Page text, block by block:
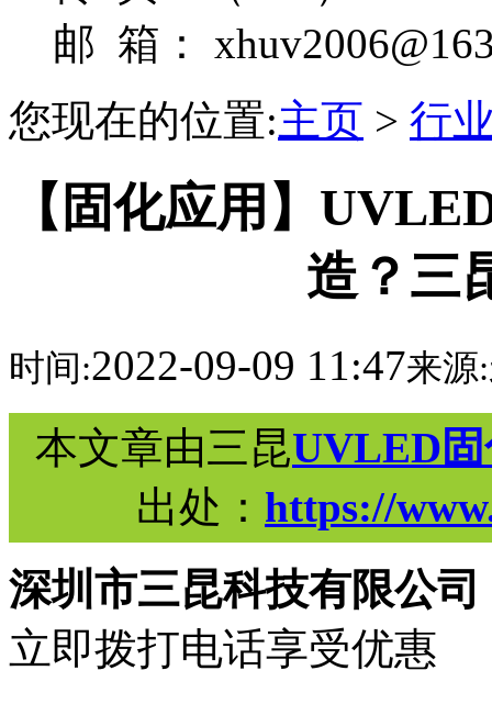
邮 箱：
您现在的位置:主页 > 行
【固化应用】
造？三
时间:2022-09-09 11:47来源:
本文章由三昆UVLED
出处： https://
深圳市三昆科技有限公司
立即拨打电话享受优惠